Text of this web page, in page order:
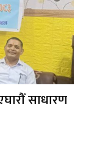
साधारण